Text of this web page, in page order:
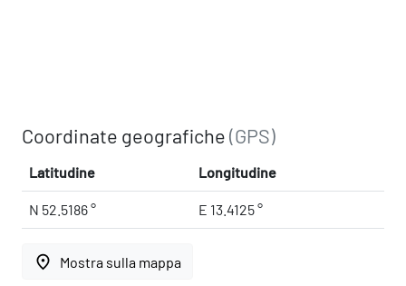
Coordinate geografiche(GPS)
Latitudine Longitudine
N 52.5186 ° E 13.4125 °
place Mostra sulla mappa